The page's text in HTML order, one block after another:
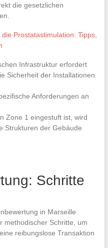
die gesetzlichen
Prostatastimulation: Tipps,
Infrastruktur erfordert
Sicherheit der Installationen
Anforderungen an
Zone 1 eingestuft ist, wird
Strukturen der Gebäude
Schritte
in Marseille
methodischer Schritte, um
reibungslose Transaktion